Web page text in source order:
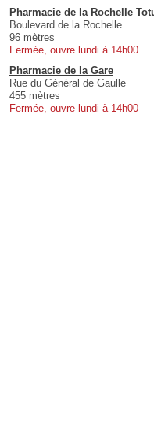
Pharmacie de la Rochelle
Boulevard de la Rochelle
96 mètres
Fermée, ouvre lundi à 14h00
Pharmacie de la Gare
Rue du Général de Gaulle
455 mètres
Fermée, ouvre lundi à 14h00